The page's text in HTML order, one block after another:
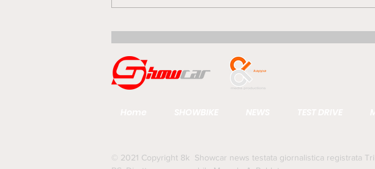
Range Rover GT | la quinta
anima della famiglia
guarda al futuro del gran
turismo
GWM
© 2021 Copyright 8k Showcar news testata giornalistica registrata